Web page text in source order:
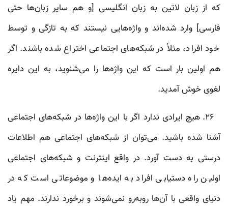
که از زبان لاتین به زبان انگلیسی [و هم سایر زبان‌ها حتی
فارسی] وارد شده‌اند و واژه‌هایی نیستند که به تازگی و توسط
خود افراد، مثلاً در شبکه‌های اجتماعی اختراع شده باشند. اگر
هم اولین بار است که این واژه‌ها را می‌شنوید، به این دایره‌
لغوی خوش آمدید.
۲۶. هیچ ایرادی ندارد اگر با این واژه‌ها در شبکه‌های اجتماعی
آشنا شده‌ باشید. می‌توان از شبکه‌های اجتماعی هم اطلاعات
درستی به دست آورد. در واقع اینترنت و شبکه‌های اجتماعی
اولین راه دستیابی افراد به ایده‌ها و موضوعاتی است که در
دنیای واقعی با آن‌ها روبه‌رو نمی‌شوند و برخورد ندارند. مهم یاد